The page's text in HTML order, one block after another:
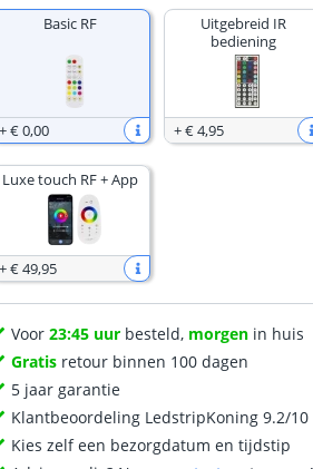
Basic RF
+€ 0,00
Uitgebreid IR
bediening
+€ 4,95
Luxe touch RF + App
+€ 49,95
Voor23:45 uur besteld, morgen in huis
Gratis retour binnen 100 dagen
5 jaar garantie
Klantbeoordeling LedstripKoning 9.2/10
Kies zelf een bezorgdatum en tijdstip